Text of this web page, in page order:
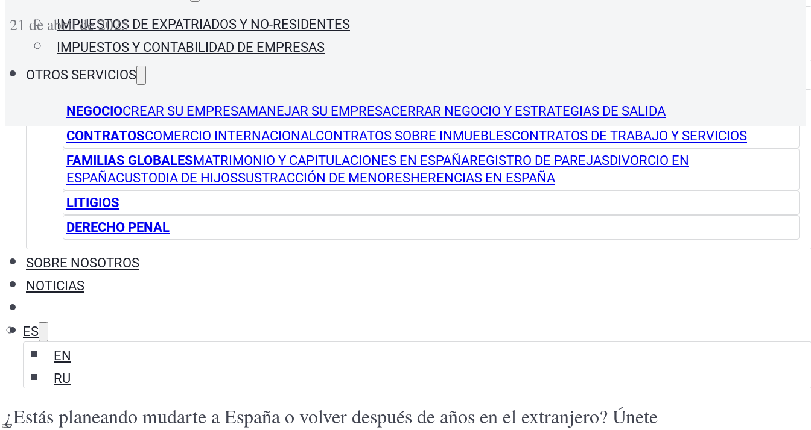
IMPUESTOS DE EXPATRIADOS Y NO-RESIDENTES
IMPUESTOS Y CONTABILIDAD DE EMPRESAS
OTROS SERVICIOS
NEGOCIOCREAR SU EMPRESAMANEJAR SU EMPRESACERRAR NEGOCIO Y ESTRATEGIAS DE SALIDA
CONTRATOSCOMERCIO INTERNACIONALCONTRATOS SOBRE INMUEBLESCONTRATOS DE TRABAJO Y SERVICIOS
FAMILIAS GLOBALESMATRIMONIO Y CAPITULACIONES EN ESPAÑAREGISTRO DE PAREJASDIVORCIO EN
ESPAÑACUSTODIA DE HIJOSSUSTRACCIÓN DE MENORESHERENCIAS EN ESPAÑA
LITIGIOS
DERECHO PENAL
SOBRE NOSOTROS
NOTICIAS
ES
EN
RU
21 de abril de 2025
¿Estás planeando mudarte a España o volver después de años en el extranjero? Únete